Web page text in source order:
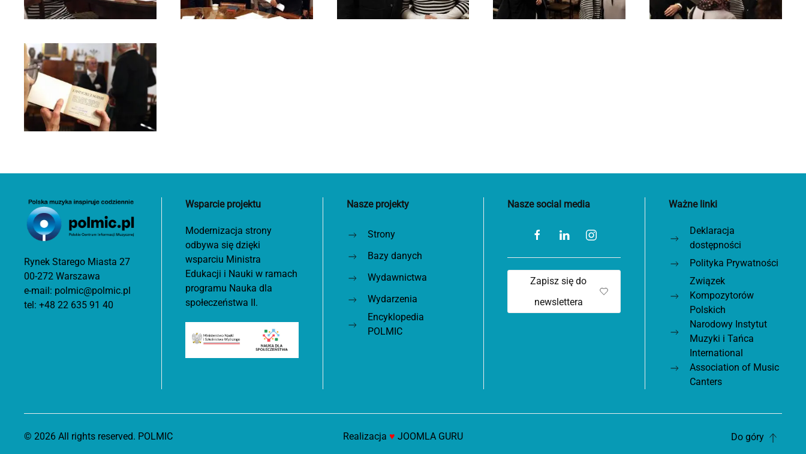
Rynek Starego Miasta 27
00-272 Warszawa
e-mail: polmic@polmic.pl
tel: +48 22 635 91 40
Wsparcie projektu
Modernizacja strony
odbywa się dzięki
wsparciu Ministra
Edukacji i Nauki w ramach
programu Nauka dla
społeczeństwa II.
Nasze projekty
Strony
Bazy danych
Wydawnictwa
Wydarzenia
Encyklopedia
POLMIC
Nasze social media
Zapisz się do
newslettera
Ważne linki
Deklaracja
dostępności
Polityka Prywatności
Związek
Kompozytorów
Polskich
Narodowy Instytut
Muzyki i Tańca
International
Association of Music
Canters
© 2026 All rights reserved. POLMIC Realizacja ♥ JOOMLA GURU Do góry